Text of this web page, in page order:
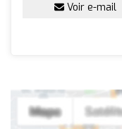
Voir e-mail